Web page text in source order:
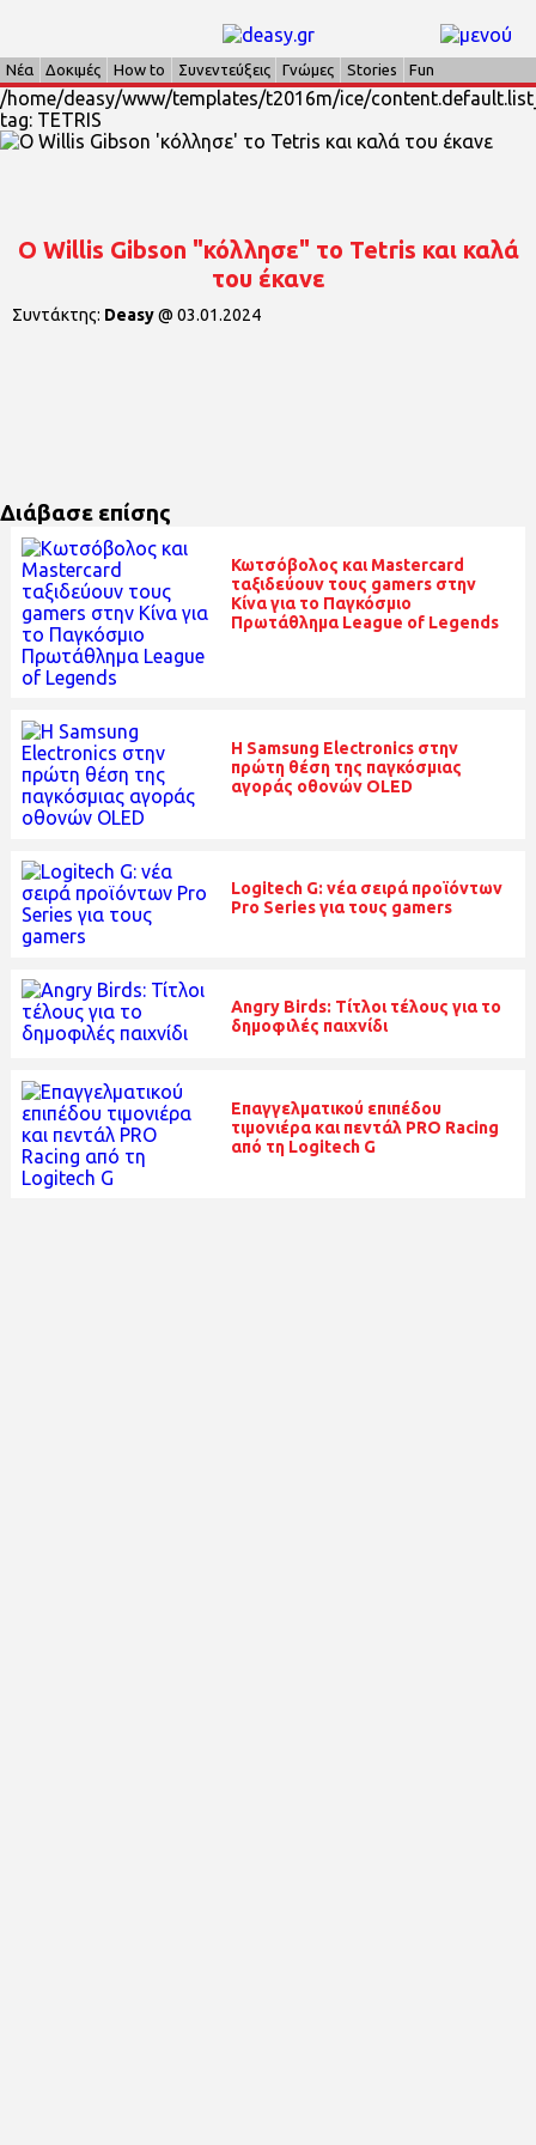
Νέα Δοκιμές How to Συνεντεύξεις Γνώμες Stories Fun
/home/deasy/www/templates/t2016m/ice/
tag: TETRIS
Ο Willis Gibson "κόλλησε" το Tetris και καλά
του έκανε
Συντάκτης: Deasy@ 03.01.2024
Διάβασε επίσης
Κωτσόβολος και Mastercard
ταξιδεύουν τους gamers στην
Κίνα για το Παγκόσμιο
Πρωτάθλημα League of Legends
Η Samsung Electronics στην
πρώτη θέση της παγκόσμιας
αγοράς οθονών OLED
Logitech G: νέα σειρά προϊόντων
Pro Series για τους gamers
Angry Birds: Τίτλοι τέλους για το
δημοφιλές παιχνίδι
Επαγγελματικού επιπέδου
τιμονιέρα και πεντάλ PRO Racing
από τη Logitech G